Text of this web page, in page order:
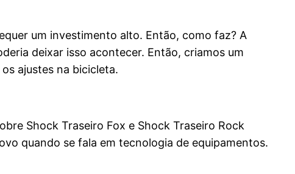
um investimento alto. Então, como faz? A
deixar isso acontecer. Então, criamos um
ajustes na bicicleta.
Shock Traseiro Fox e Shock Traseiro Rock
quando se fala em tecnologia de equipamentos.